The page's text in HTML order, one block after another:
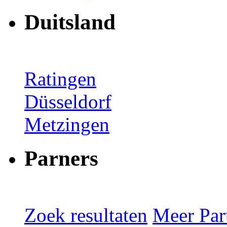
Duitsland
Ratingen
Düsseldorf
Metzingen
Parners
Zoek resultaten Meer